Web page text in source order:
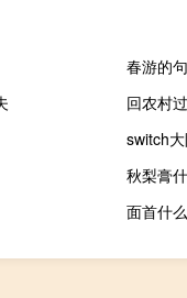
春游的
回农村
switch
秋梨膏
面首什